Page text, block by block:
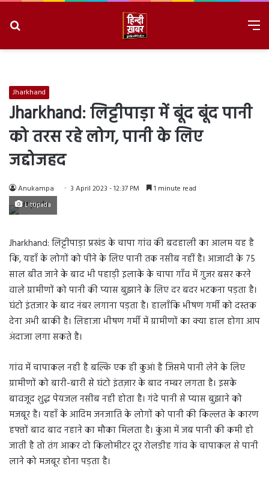
Jharkhand
Jharkhand: लिट्टीपाड़ा में बूंद बूंद पानी
को तरस रहे लोग, पानी के लिए
जद्दोजहद
Anukampa 3 April 2023 - 12:37 PM 1 minute read
Littipada
Jharkhand: लिट्टीपाड़ा प्रखंड के चापा गांव की बदहाली का आलम यह है
कि, यहाँ के लोगों को पीने के लिए पानी तक नसीब नहीं है। आजादी के 75
साल बीत जाने के बाद भी पहाड़ी इलाके के चापा गाँव में गुजर बसर करने
वाले ग्रामीणों को पानी की प्यास बुझाने के लिए दर बदर भटकना पड़ता है।
घंटो इंतजार के बाद नंबर लगाना पड़ता है। हालाँकि भीषण गर्मी को दस्तक
देना अभी बाकी है। लिहाजा भीषण गर्मी में ग्रामीणों का क्या हाल होगा आप
अंदाजा लगा सकते है।
गांव में चापाकल नही है बल्कि एक ही कुआं है जिसमे पानी लेने के लिए
ग्रामीणों को बारी-बारी से घंटो इंतज़ार के बाद नम्बर लगता है। इसके
बावजूद शुद्ध पेयजल नसीब नही होता है। गंदे पानी से प्यास बुझाने को
मजबूर है। यहाँ के आदिम जनजाति के लोगों को पानी की किल्लत के कारण
हफ्तों बाद बाद नहाने का मौका मिलता है। कुंआ में जब पानी की कमी हो
जाती है तो तंग आकर दो किलोमीटर दूर रोलडीह गांव के चापाकल से पानी
लाने को मजबूर होना पड़ता है।